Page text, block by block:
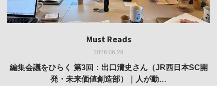
Must Reads
2026.06.29
編集会議をひらく 第3回：出口清史さん（JR西日本SC開
発・未来価値創造部）｜人が動…
Must Reads
2026.05.14
REVIEW｜果たして美術家・梅津庸一は、「大阪のゆかり
作家」となることができたのか…
Must Reads
2026.03.11
REPORT｜博覧会の残像
Must Reads
2026.02.25
REVIEW｜菊池聡太朗 個展「余りの風景」
Must Reads
2025.10.01
REVIEW｜生の存在証明としての線——「ライフライン」
展